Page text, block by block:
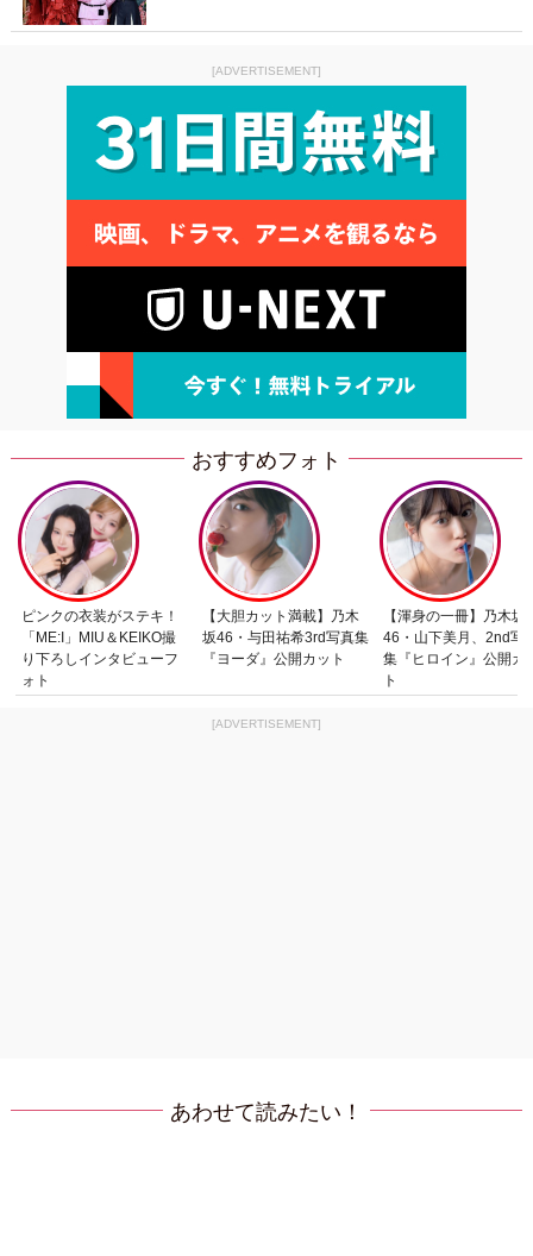
[ADVERTISEMENT]
おすすめフォト
ピンクの衣装がステキ！
「ME:I」MIU＆KEIKO撮
り下ろしインタビューフ
ォト
【大胆カット満載】乃木
坂46・与田祐希3rd写真集
『ヨーダ』公開カット
【渾身の一冊】乃木坂
46・山下美月、2nd写
集『ヒロイン』公開カ
ト
[ADVERTISEMENT]
あわせて読みたい！